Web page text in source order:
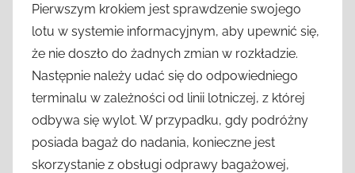
Pierwszym krokiem jest sprawdzenie swojego
lotu w systemie informacyjnym, aby upewnić się,
że nie doszło do żadnych zmian w rozkładzie.
Następnie należy udać się do odpowiedniego
terminalu w zależności od linii lotniczej, z której
odbywa się wylot. W przypadku, gdy podróżny
posiada bagaż do nadania, konieczne jest
skorzystanie z obsługi odprawy bagażowej,